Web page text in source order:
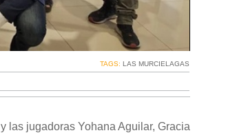
TAGS:LAS MURCIELAGAS
las jugadoras Yohana Aguilar, Gracia